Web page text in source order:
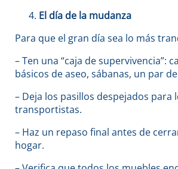
El día de la mudanza
Para que el gran día sea lo más
– Ten una “caja de supervivencia”:
básicos de aseo, sábanas, un par
– Deja los pasillos despejados para
transportistas.
– Haz un repaso final antes de
hogar.